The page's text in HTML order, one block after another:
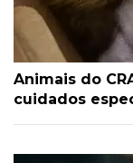
Animais do
cuidados